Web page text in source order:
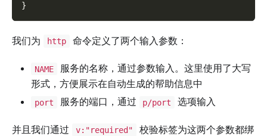
}
我们为 http 命令定义了两个输入参数：
NAME
服务的名称，通过参数输入。这里使用了大写
形式，方便展示在自动生成的帮助信息中
port 服务的端口，通过 p/port 选项输入
并且我们通过 v:"required"
校验标签为这两个参数都绑